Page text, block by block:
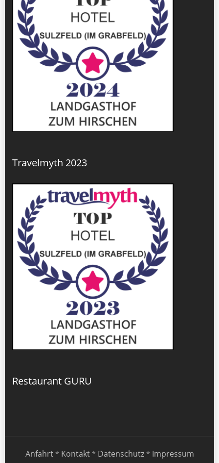
Travelmyth 2023
Restaurant GURU
Anfahrt* Kontakt* Datenschutz* Impressum